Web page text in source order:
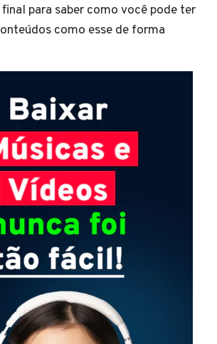
para saber como você pode ter
como esse de forma